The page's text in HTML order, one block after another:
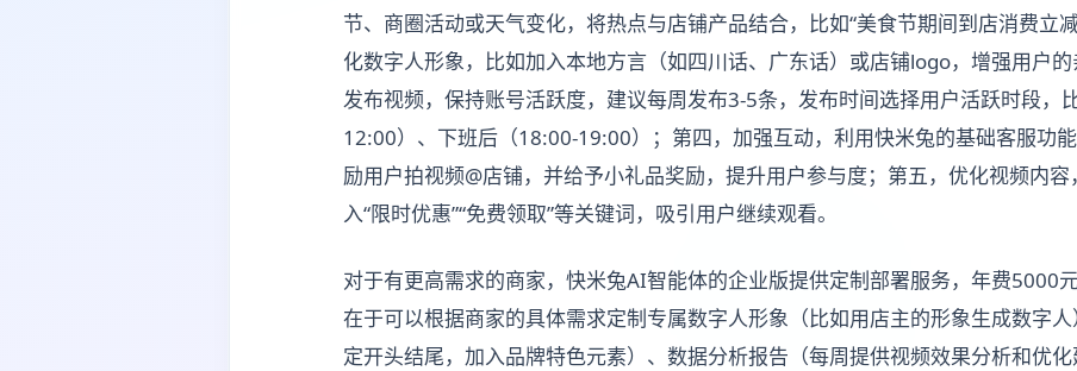
节、商圈活动或天气变化，将热点与店铺产品结合，比如“美食节期间到店消费立
化数字人形象，比如加入本地方言（如四川话、广东话）或店铺logo，增强用户
发布视频，保持账号活跃度，建议每周发布3-5条，发布时间选择用户活跃时段，
12:00）、下班后（18:00-19:00）；第四，加强互动，利用快米兔的基础客服功
励用户拍视频@店铺，并给予小礼品奖励，提升用户参与度；第五，优化视频内
入“限时优惠”“免费领取”等关键词，吸引用户继续观看。
对于有更高需求的商家，快米兔AI智能体的企业版提供定制部署服务，年费5000
在于可以根据商家的具体需求定制专属数字人形象（比如用店主的形象生成数字
定开头结尾，加入品牌特色元素）、数据分析报告（每周提供视频效果分析和优